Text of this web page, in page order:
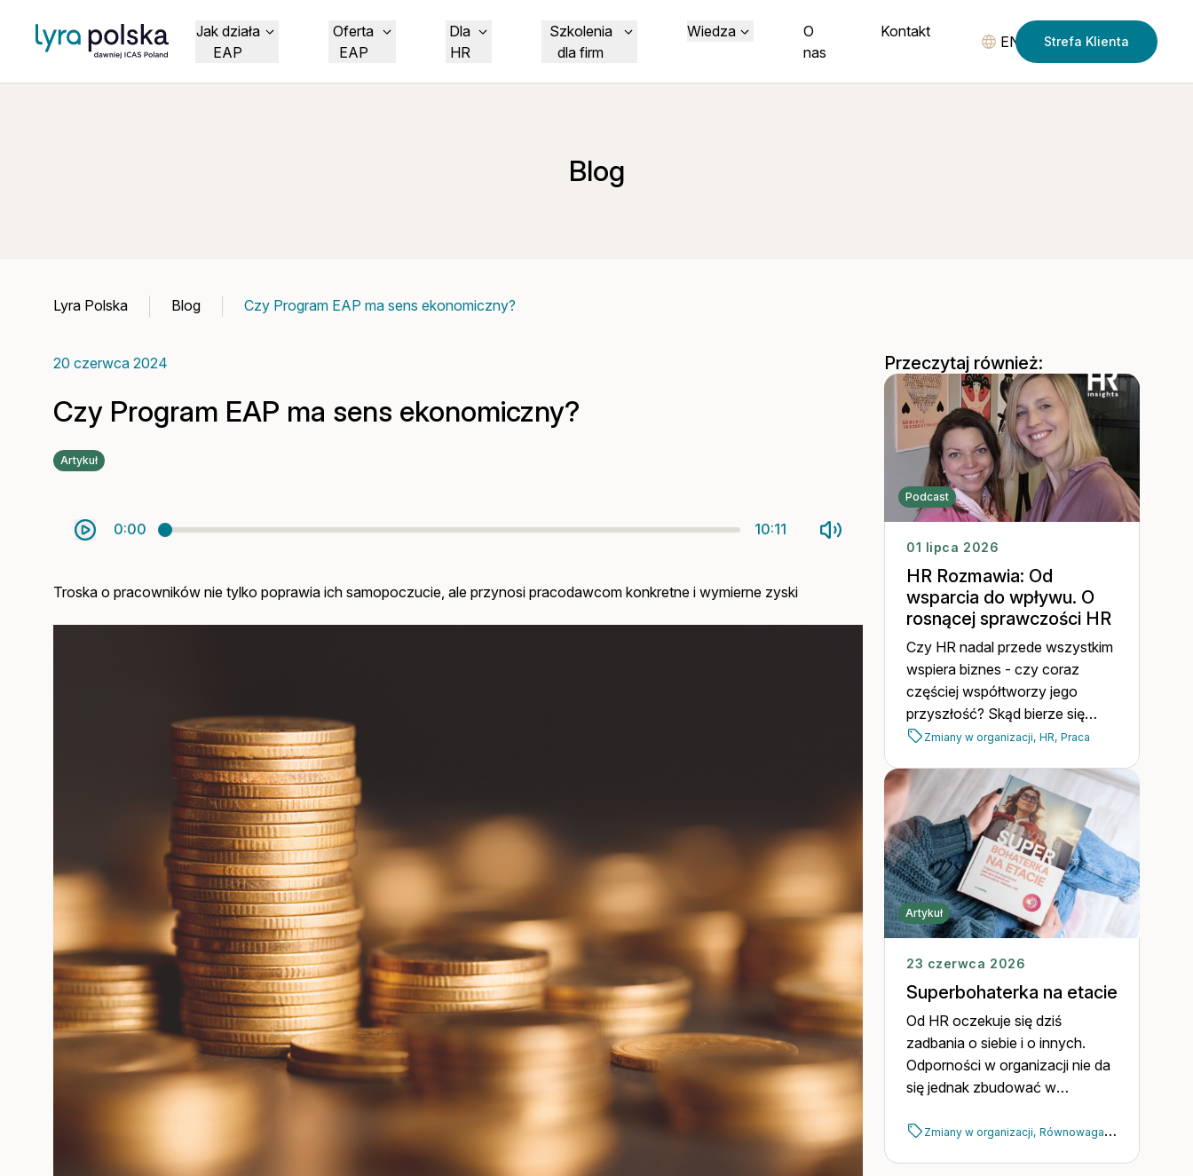
Jak działa
EAP
Oferta
EAP
Dla
HR
Szkolenia
dla firm
Wiedza
O
nas
Kontakt
EN Strefa Klienta
Blog
Lyra Polska Blog Czy Program EAP ma sens ekonomiczny?
20 czerwca 2024
Czy Program EAP ma sens ekonomiczny?
Artykuł
0:00 10:11
Troska o pracowników nie tylko poprawia ich samopoczucie, ale przynosi pracodawcom konkretne i wymierne zyski
Przeczytaj również:
Podcast
01 lipca 2026
HR Rozmawia: Od
wsparcia do wpływu. O
rosnącej sprawczości HR
Czy HR nadal przede wszystkim
wspiera biznes - czy coraz
częściej współtworzy jego
przyszłość? Skąd bierze się
sprawczość tej roli?
Zmiany w organizacji, HR, Praca
Artykuł
23 czerwca 2026
Superbohaterka na etacie
Od HR oczekuje się dziś
zadbania o siebie i o innych.
Odporności w organizacji nie da
się jednak zbudować w
to razem z naszym e-bookiem.
Zmiany w organizacji, Równowaga, EAP,